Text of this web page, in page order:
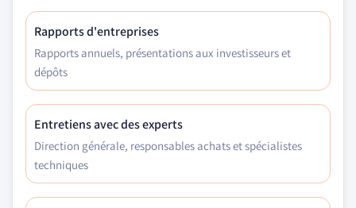
Rapports d'entreprises
Rapports annuels, présentations aux investisseurs et
dépôts
Entretiens avec des experts
Direction générale, responsables achats et spécialistes
techniques